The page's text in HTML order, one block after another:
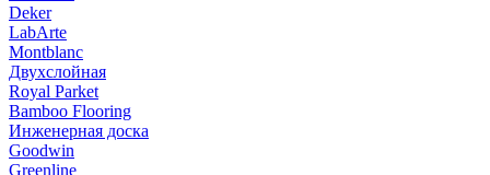
Deker
LabArte
Montblanc
Двухслойная
Royal Parket
Bamboo Flooring
Инженерная доска
Goodwin
Greenline